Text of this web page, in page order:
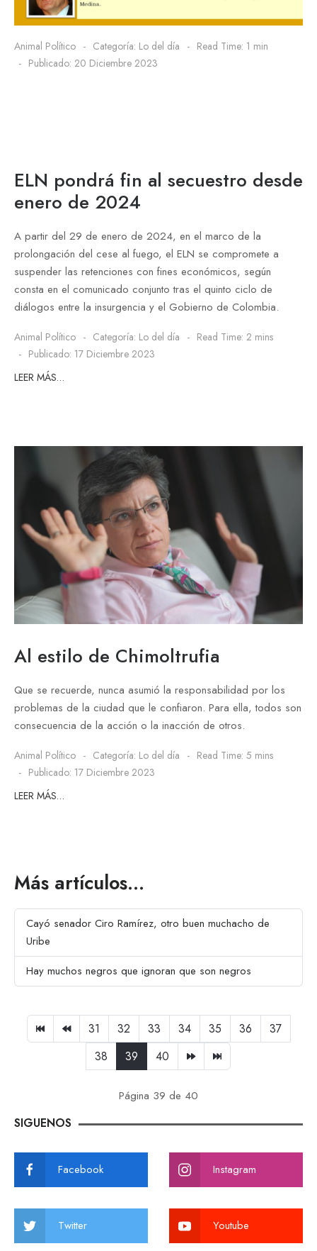
Animal Político Categoría: Lo del día
Read Time: 1 min
Publicado: 20 Diciembre 2023
ELN pondrá fin al secuestro desde
enero de 2024
A partir del 29 de enero de 2024, en el marco de la
prolongación del cese al fuego, el ELN se compromete a
suspender las retenciones con fines económicos, según
consta en el comunicado conjunto tras el quinto ciclo de
diálogos entre la insurgencia y el Gobierno de Colombia.
Animal Político Categoría: Lo del día
Read Time: 2 mins
Publicado: 17 Diciembre 2023
LEER MÁS…
Al estilo de Chimoltrufia
Que se recuerde, nunca asumió la responsabilidad por los
problemas de la ciudad que le confiaron. Para ella, todos son
consecuencia de la acción o la inacción de otros.
Animal Político Categoría: Lo del día
Read Time: 5 mins
Publicado: 17 Diciembre 2023
LEER MÁS…
Más artículos…
Cayó senador Ciro Ramírez, otro buen muchacho de
Uribe
Hay muchos negros que ignoran que son negros
31 32 33 34 35 36
37
38
39 40
Página 39 de 40
SIGUENOS
Facebook Instagram
Twitter Youtube